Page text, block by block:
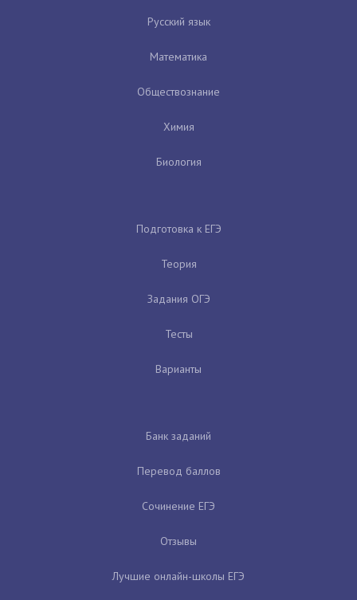
Русский язык
Математика
Обществознание
Химия
Биология
Подготовка к ЕГЭ
Теория
Задания ОГЭ
Тесты
Варианты
Банк заданий
Перевод баллов
Сочинение ЕГЭ
Отзывы
Лучшие онлайн-школы ЕГЭ